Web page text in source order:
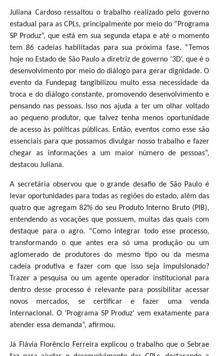
Juliana Cardoso ressaltou o trabalho realizado pelo governo
estadual para as CPLs, principalmente por meio do “Programa
SP Produz”, que está em sua segunda etapa e até o momento
tem 86 cadeias habilitadas para sua próxima fase. “Temos
hoje no Estado de São Paulo a diretriz de governo ‘3D’, que é o
desenvolvimento por meio do diálogo para gerar dignidade. O
evento da Fundepag tangibilizou muito essa necessidade da
troca e do diálogo constante, promovendo desenvolvimento e
pensando nas pessoas. Isso nos ajuda a ter um olhar voltado
ao pequeno produtor, que talvez tenha menos oportunidade
de acesso às políticas públicas. Então, eventos como esse são
essenciais para que possamos divulgar nosso trabalho e fazer
chegar as informações a um maior número de pessoas”,
destacou Juliana.
A secretária observou que o grande desafio de São Paulo é
levar oportunidades para todas as regiões do estado, além das
quatro que agregam 82% do seu Produto Interno Bruto (PIB),
entendendo as vocações que possuem, muitas das quais com
destaque para o agro. “Como integrar todo esse processo,
transformando o que antes era só uma produção ou um
aglomerado de produtores do mesmo tipo ou da mesma
cadeia produtiva e fazer com que isso seja impulsionado?
Trazer a pesquisa ou um agente operador institucional para
dentro desse processo é relevante para possibilitar acessar
novos mercados, se certificar e fazer uma venda
internacional. O ‘Programa SP Produz’ vem exatamente para
atender essa demanda”, afirmou.
Já Flávia Florêncio Ferreira explicou o trabalho que o Sebrae